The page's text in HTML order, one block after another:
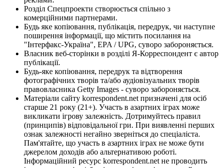
Розділ Спецпроекти створюється спільно з
комерційними партнерами.
Будь яке копіювання, публікація, передрук, чи наступне
поширення інформації, що містить посилання на
"Інтерфакс-Україна", EPA / UPG, суворо забороняється.
Власник веб-сторінки в розділі Я-Корреспондент є автор
публікації.
Будь-яке копіювання, передрук та відтворення
фотографічних творів та/або аудіовізуальних творів
правовласника Getty Images - суворо забороняється.
Матеріали сайту korrespondent.net призначені для осіб
старше 21 року (21+). Участь в азартних іграх може
викликати ігрову залежність. Дотримуйтесь правил
(принципів) відповідальної гри. При виявленні перших
ознак залежності негайно зверніться до спеціаліста.
Пам'ятайте, що участь в азартних іграх не може бути
джерелом доходів або альтернативою роботі.
Інформаційний ресурс korrespondent.net не проводить